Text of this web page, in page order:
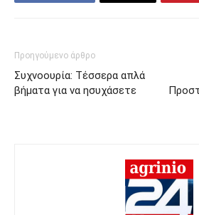
Προηγούμενο άρθρο
Συχνοουρία: Τέσσερα απλά
βήματα για να ησυχάσετε